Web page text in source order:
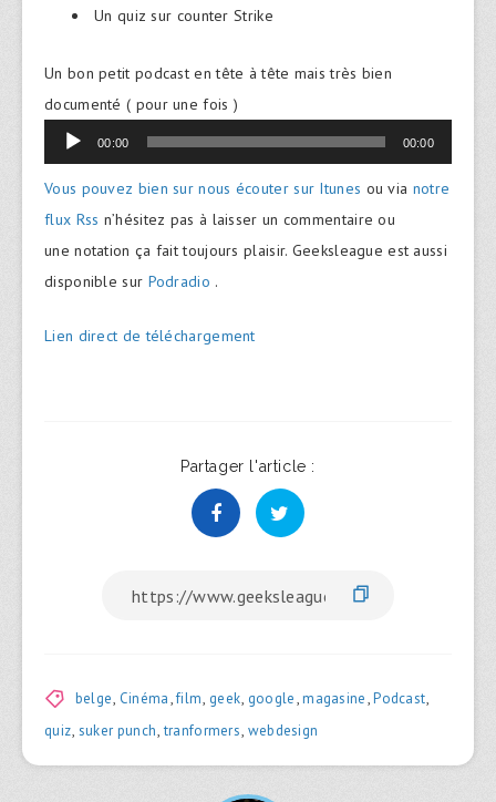
Un quiz sur counter Strike
Un bon petit podcast en tête à tête mais très bien
documenté ( pour une fois )
Lecteur
audio
00:00 00:00
Vous pouvez bien sur nous écouter sur Itunes ou via notre
flux Rss n’hésitez pas à laisser un commentaire ou
une notation ça fait toujours plaisir. Geeksleague est aussi
disponible sur Podradio .
Lien direct de téléchargement
Partager l'article :
belge, Cinéma,film, geek, google,magasine,Podcast,
quiz, suker punch,tranformers, webdesign